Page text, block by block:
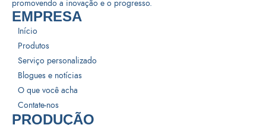
promovendo a inovação e o progresso.
EMPRESA
Início
Produtos
Serviço personalizado
Blogues e notícias
O que você acha
Contate-nos
PRODUÇÃO